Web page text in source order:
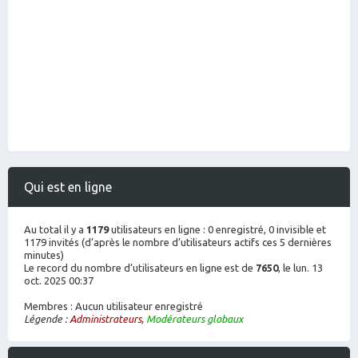
Qui est en ligne
Au total il y a 1179utilisateurs en ligne : 0 enregistré, 0 invisible et
1179 invités (d’après le nombre d’utilisateurs actifs ces 5 dernières
minutes)
Le record du nombre d’utilisateurs en ligne est de 7650, le lun. 13
oct. 2025 00:37
Membres : Aucun utilisateur enregistré
Légende : Administrateurs, Modérateurs globaux